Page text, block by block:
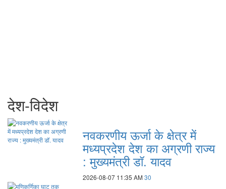
देश-विदेश
नवकरणीय ऊर्जा के क्षेत्र में
मध्यप्रदेश देश का अग्रणी राज्य
: मुख्यमंत्री डॉ. यादव
2026-08-07 11:35 AM 30